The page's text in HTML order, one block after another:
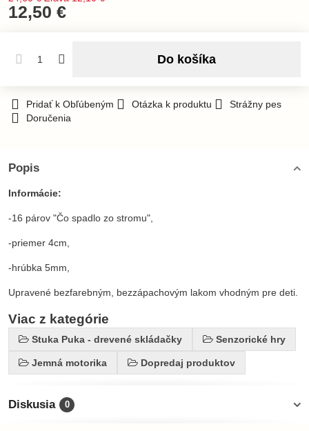
12,50 €
Do košíka
Pridať k Obľúbeným Otázka k produktu
Strážny pes
Doručenia
Popis
Informácie:
-16 párov "Čo spadlo zo stromu",
-priemer 4cm,
-hrúbka 5mm,
Upravené bezfarebným, bezzápachovým lakom vhodným pre deti.
Viac z kategórie
Stuka Puka - drevené skládačky Senzorické hry
Jemná motorika Dopredaj produktov
Diskusia 0